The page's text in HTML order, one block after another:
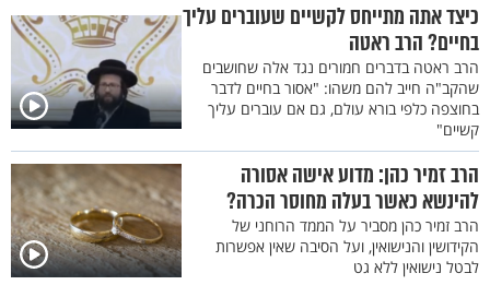
כיצד אתה מתייחס לקשיים שעוברים עליך
בחיים? הרב ראטה
הרב ראטה בדברים חמורים נגד אלה שחושבים
שהקב"ה חייב להם משהו: "אסור בחיים לדבר
בחוצפה כלפי בורא עולם, גם אם עוברים עליך
קשיים"
הרב זמיר כהן: מדוע אישה אסורה
להינשא כאשר בעלה מחוסר הכרה?
הרב זמיר כהן מסביר על הממד הרוחני של
הקידושין והנישואין, ועל הסיבה שאין אפשרות
לבטל נישואין ללא גט